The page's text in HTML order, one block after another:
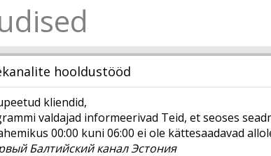
hooldustööd
kliendid,
valdajad informeerivad Teid, et seoses
00:00 kuni 06:00 ei ole kättesaadavad
Балтийский канал Эстония